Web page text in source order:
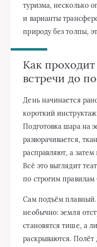
туризма, несколько
и варианты
природу без толпы,
Как
встречи до
День начинается
короткий
Подготовка шара на
разворачивается,
расправляют, а
Всё это выглядит
по строгим правилам
Сам подъём
необычно: земля
становятся тише, а
раскрываются.